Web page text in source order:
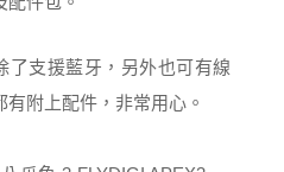
了支援藍牙，另外也可有線
附上配件，非常用心。